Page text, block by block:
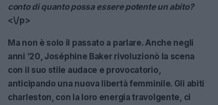
conto di quanto possa essere potente un abito?
<\/p>
Ma non è solo il passato a parlare. Anche negli
anni ’20, Joséphine Bakerrivoluzionò la scena
con il suo stile audace e provocatorio,
anticipando una nuova libertà femminile. Gli abiti
charleston, con la loro energia travolgente, ci